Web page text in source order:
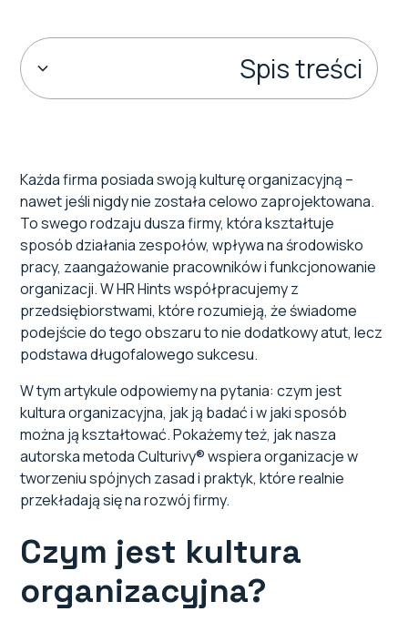
Każda firma posiada swoją kulturę organizacyjną –
nawet jeśli nigdy nie została celowo zaprojektowana.
To swego rodzaju dusza firmy, która kształtuje
sposób działania zespołów, wpływa na środowisko
pracy, zaangażowanie pracowników i funkcjonowanie
organizacji. W HR Hints współpracujemy z
przedsiębiorstwami, które rozumieją, że świadome
podejście do tego obszaru to nie dodatkowy atut, lecz
podstawa długofalowego sukcesu.
W tym artykule odpowiemy na pytania: czym jest
kultura organizacyjna, jak ją badać i w jaki sposób
można ją kształtować. Pokażemy też, jak nasza
autorska metoda Culturivy® wspiera organizacje w
tworzeniu spójnych zasad i praktyk, które realnie
przekładają się na rozwój firmy.
Czym jest kultura
organizacyjna?
Spis treści
Definicja i znaczenie
Funkcje i rola
Typy kultur organizacyjnych
Jak budować kulturę organizacyjną?
Kluczowe praktyki
Jak diagnozować kulturę organizacyjną?
Analiza i trzy poziomy
Wnioski z diagnozy
w biznesie